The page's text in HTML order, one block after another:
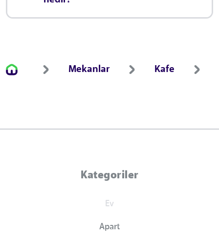
Mekanlar Kafe
Kategoriler
Ev
Apart